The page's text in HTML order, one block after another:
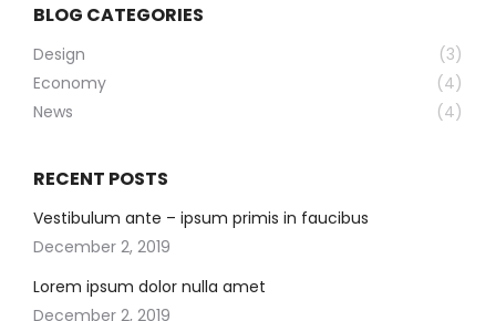
BLOG CATEGORIES
Design
(3)
Economy
(4)
News
(4)
RECENT POSTS
Vestibulum ante – ipsum primis in faucibus
December 2, 2019
Lorem ipsum dolor nulla amet
December 2, 2019